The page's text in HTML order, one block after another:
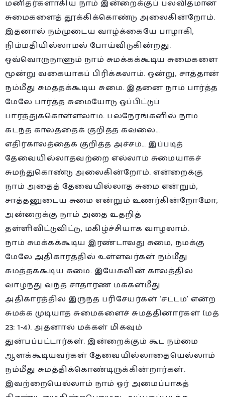
மனிதர்களாகிய நாம் இன்றைக்குப் பலவிதமான
சுமைகளைத் தூக்கிக்கொண்டு அலைகின்றோம்.
இதனால் நம்முடைய வாழ்க்கையே பாழாகி,
நிம்மதியில்லாமல் போய்விடுகின்றது.
ஒவ்வொருநாளும் நாம் சுமக்கக்கூடிய சுமைகளை
மூன்று வகையாகப் பிரிக்கலாம். ஒன்று, சாத்தான்
நம்மீது சுமத்தக்கூடிய சுமை. இதனை நாம் பார்த்த
மேலே பார்த்த சுமையோடு ஒப்பிட்டுப்
பார்த்துக்கொள்ளலாம். பலநேரங்களில் நாம்
கடந்த காலத்தைக் குறித்த கவலை…
எதிர்காலத்தைக் குறித்த அச்சம்… இப்படித்
தேவையில்லாதவற்றை எல்லாம் சுமையாகச்
சுமந்துகொண்டு அலைகின்றோம். என்றைக்கு
நாம் அதைத் தேவையில்லாத சுமை என்றும்,
சாத்தனுடைய சுமை என்றும் உணர்கின்றோமோ,
அன்றைக்கு நாம் அதை உதறித்
தள்ளிவிட்டுவிட்டு, மகிழ்ச்சியாக வாழலாம்.
நாம் சுமக்கக்கூடிய இரண்டாவது சுமை, நமக்கு
மேலே அதிகாரத்தில் உள்ளவர்கள் நம்மீது
சுமத்தக்கூடிய சுமை. இயேசுவின் காலத்தில்
வாழ்ந்து வந்த சாதாரண மக்கள்மீது
அதிகாரத்தில் இருந்த பரிசேயர்கள் ‘சட்டம்’ என்ற
சுமக்க முடியாத சுமைகளைச் சுமத்தினார்கள் (மத்
23: 1-4). அதனால் மக்கள் மிகவும்
துன்பப்பட்டார்கள். இன்றைக்கும் கூட நம்மை
ஆளக்கூடியவர்கள் தேவையில்லாதையெல்லாம்
நம்மீது சுமத்திக்கொண்டிருக்கின்றார்கள்.
இவற்றையெல்லாம் நாம் ஓர் அமைப்பாகத்